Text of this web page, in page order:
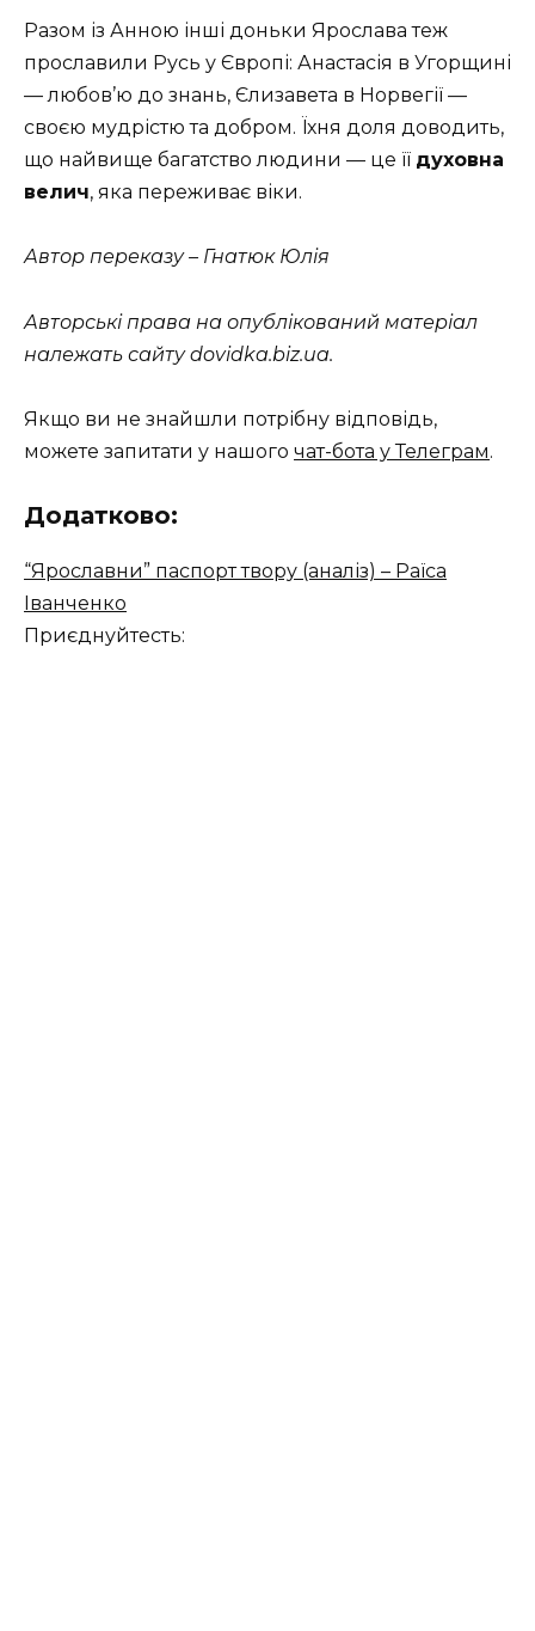
Разом із Анною інші доньки Ярослава теж
прославили Русь у Європі: Анастасія в Угорщині
— любов’ю до знань, Єлизавета в Норвегії —
своєю мудрістю та добром. Їхня доля доводить,
що найвище багатство людини — це її духовна
велич, яка переживає віки.
Автор переказу – Гнатюк Юлія
Авторські права на опублікований матеріал
належать сайту dovidka.biz.ua.
Якщо ви не знайшли потрібну відповідь,
можете запитати у нашого чат-бота у Телеграм.
Додатково:
“Ярославни” паспорт твору (аналіз) – Раїса
Іванченко
Приєднуйтесть: